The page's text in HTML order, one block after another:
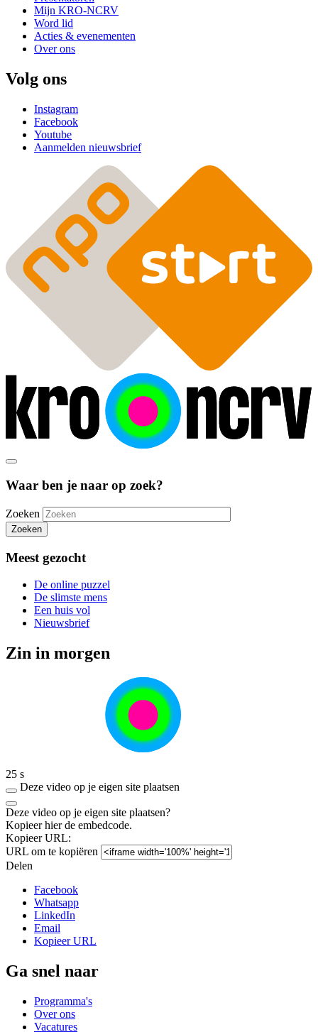
Mijn KRO-NCRV
Word lid
Acties & evenementen
Over ons
Volg ons
Instagram
Facebook
Youtube
Aanmelden nieuwsbrief
Waar ben je naar op zoek?
Zoeken
Zoeken
Meest gezocht
De online puzzel
De slimste mens
Een huis vol
Nieuwsbrief
Zin in morgen
25 s
Deze video op je eigen site plaatsen
Deze video op je eigen site plaatsen?
Kopieer hier de embedcode.
Kopieer URL:
URL om te kopiëren
Delen
Facebook
Whatsapp
LinkedIn
Email
Kopieer URL
Ga snel naar
Programma's
Over ons
Vacatures